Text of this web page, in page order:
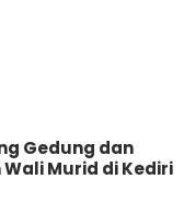
Gedung dan
Murid di Kediri